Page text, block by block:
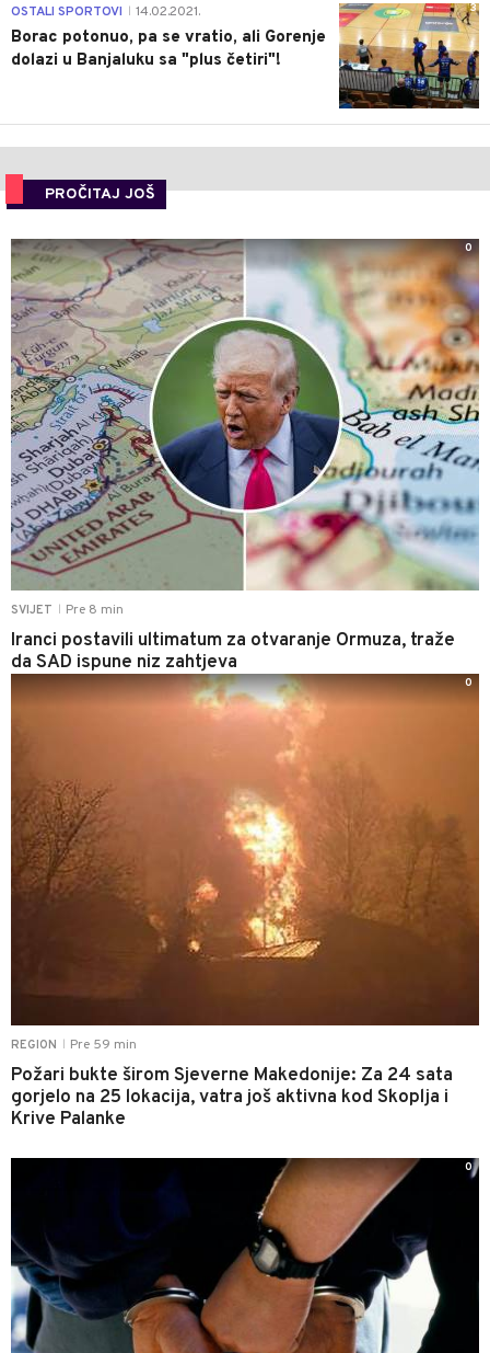
3
OSTALI SPORTOVI 14.02.2021.
Borac potonuo, pa se vratio, ali Gorenje
dolazi u Banjaluku sa "plus četiri"!
PROČITAJ JOŠ
SVIJET Pre 8 min
Iranci postavili ultimatum za otvaranje Ormuza, traže
da SAD ispune niz zahtjeva
0
REGION Pre 59 min
Požari bukte širom Sjeverne Makedonije: Za 24 sata
gorjelo na 25 lokacija, vatra još aktivna kod Skoplja i
Krive Palanke
0
0